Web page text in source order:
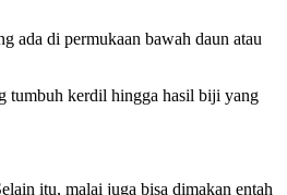
ada di permukaan bawah daun atau
tumbuh kerdil hingga hasil biji yang
itu, malai juga bisa dimakan entah